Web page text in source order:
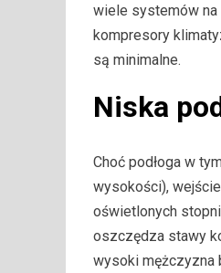
wiele systemów na
kompresory
są minimalne.
Niska
Choć podłoga w
wysokości),
oświetlonych
oszczędza stawy
wysoki mężczyzna